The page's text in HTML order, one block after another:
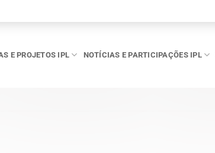
E PROJETOS IPL NOTÍCIAS E PARTICIPAÇÕES IPL